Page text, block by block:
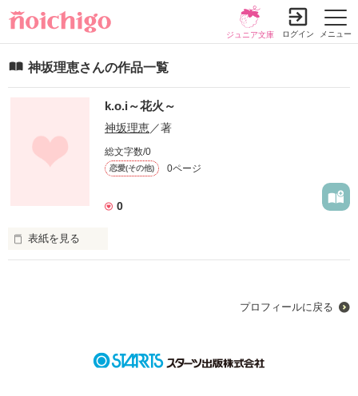
メニュー
ジュニア文庫 ログイン
神坂理恵さんの作品一覧
k.o.i～花火～
神坂理恵／著
総文字数/0
恋愛(その他) 0ページ
0
表紙を見る
プロフィールに戻る